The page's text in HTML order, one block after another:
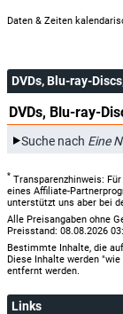
Daten & Zeiten
DVDs, Blu-ray-
DVDs, Blu-ray-
Suche nach Eine
* Transparenzhinweis:
eines Affiliate-
unterstützt uns aber bei
Alle Preisangaben ohne
Preisstand: 08.08.2026
Bestimmte Inhalte, die
Diese Inhalte werden
entfernt werden.
Links